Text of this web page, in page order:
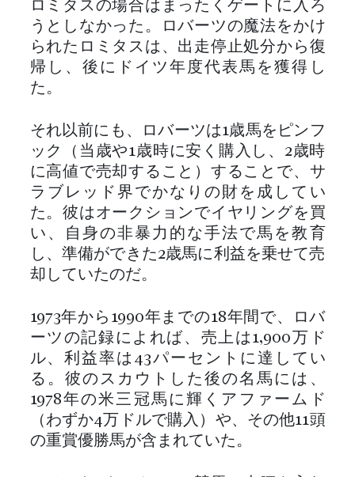
ロミタスの場合はまったくゲートに入ろ
うとしなかった。ロバーツの魔法をかけ
られたロミタスは、出走停止処分から復
帰し、後にドイツ年度代表馬を獲得し
た。
それ以前にも、ロバーツは1歳馬をピンフ
ック（当歳や1歳時に安く購入し、2歳時
に高値で売却すること）することで、サ
ラブレッド界でかなりの財を成してい
た。彼はオークションでイヤリングを買
い、自身の非暴力的な手法で馬を教育
し、準備ができた2歳馬に利益を乗せて売
却していたのだ。
1973年から1990年までの18年間で、ロバ
ーツの記録によれば、売上は1,900万ド
ル、利益率は43パーセントに達してい
る。彼のスカウトした後の名馬には、
1978年の米三冠馬に輝くアファームド
（わずか4万ドルで購入）や、その他11頭
の重賞優勝馬が含まれていた。